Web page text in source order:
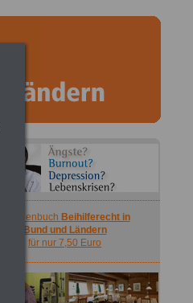
Taschenbuch Beihilferecht in
Bund und Ländern
für nur 7,50 Euro